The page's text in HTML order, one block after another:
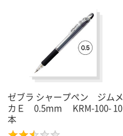
ゼブラ シャープペン ジムメ
カＥ 0.5mm KRM-100- 10
本